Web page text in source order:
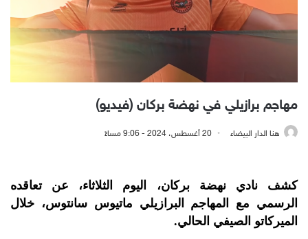
مهاجم برازيلي في نهضة بركان (فيديو)
هنا الدار البيضاء 20 أغسطس، 2024 - 9:06 مساءً
كشف نادي نهضة بركان، اليوم الثلاثاء، عن تعاقده
الرسمي مع المهاجم البرازيلي ماتيوس سانتوس، خلال
الميركاتو الصيفي الحالي.